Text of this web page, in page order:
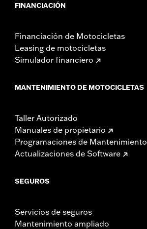
FINANCIACIÓN
Financiación de Motocicletas
Leasing de motocicletas
Simulador financiero
MANTENIMIENTO DE MOTOCICLETAS
Taller Autorizado
Manuales de propietario
Programaciones de Mantenimiento
Actualizaciones de Software
SEGUROS
Servicios de seguros
Mantenimiento ampliado